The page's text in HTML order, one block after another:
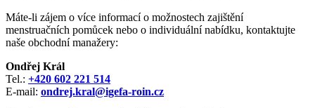
Máte-li zájem o více informací o možnostech zajištění
menstruačních pomůcek nebo o individuální nabídku, kontaktujte
naše obchodní manažery:
Ondřej Král
Tel.: +420 602 221 514
E-mail: ondrej.kral@igefa-roin.cz